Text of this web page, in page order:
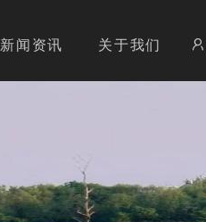
新闻资讯 关于我们